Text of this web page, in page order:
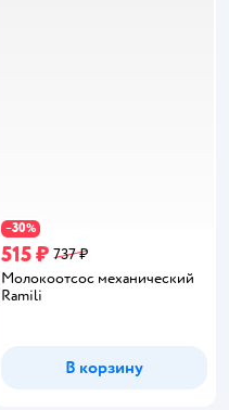
−30%
515 ₽ 737 ₽
Молокоотсос механический
Ramili
В корзину